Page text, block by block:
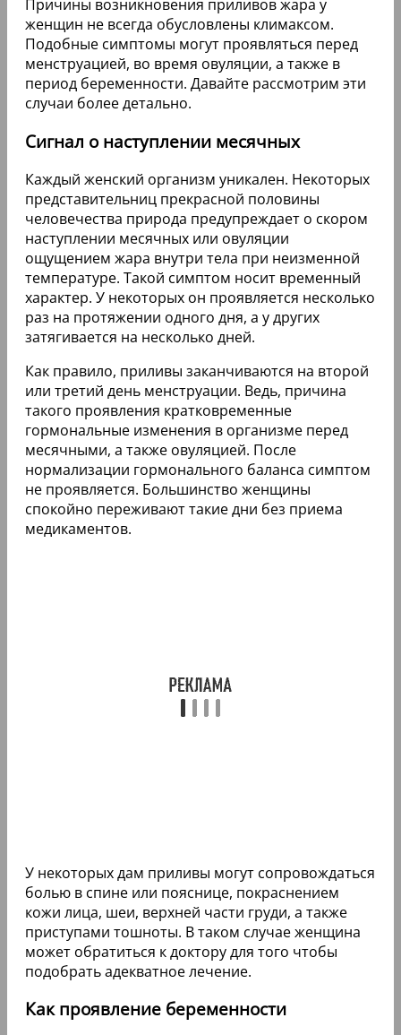
Причины возникновения приливов жара у
женщин не всегда обусловлены климаксом.
Подобные симптомы могут проявляться перед
менструацией, во время овуляции, а также в
период беременности. Давайте рассмотрим эти
случаи более детально.
Сигнал о наступлении месячных
Каждый женский организм уникален. Некоторых
представительниц прекрасной половины
человечества природа предупреждает о скором
наступлении месячных или овуляции
ощущением жара внутри тела при неизменной
температуре. Такой симптом носит временный
характер. У некоторых он проявляется несколько
раз на протяжении одного дня, а у других
затягивается на несколько дней.
Как правило, приливы заканчиваются на второй
или третий день менструации. Ведь, причина
такого проявления кратковременные
гормональные изменения в организме перед
месячными, а также овуляцией. После
нормализации гормонального баланса симптом
не проявляется. Большинство женщины
спокойно переживают такие дни без приема
медикаментов.
У некоторых дам приливы могут сопровождаться
болью в спине или пояснице, покраснением
кожи лица, шеи, верхней части груди, а также
приступами тошноты. В таком случае женщина
может обратиться к доктору для того чтобы
подобрать адекватное лечение.
Как проявление беременности